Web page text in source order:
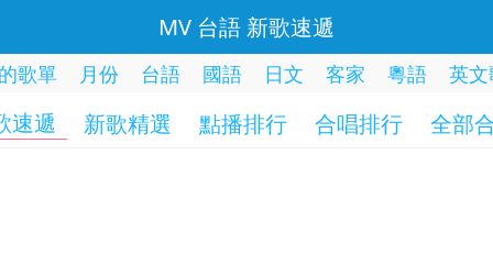
MV 台語 新歌速遞
歌單 月份 台語 國語 日文 客家 粵語 英
速遞 新歌精選 點播排行 合唱排行 全部